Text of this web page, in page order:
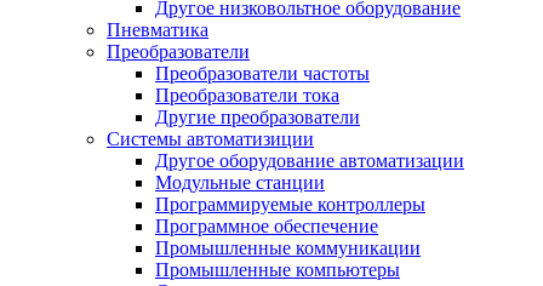
Другое низковольтное оборудование
Пневматика
Преобразователи
Преобразователи частоты
Преобразователи тока
Другие преобразователи
Системы автоматизиции
Другое оборудование автоматизации
Модульные станции
Программируемые контроллеры
Программное обеспечение
Промышленные коммуникации
Промышленные компьютеры